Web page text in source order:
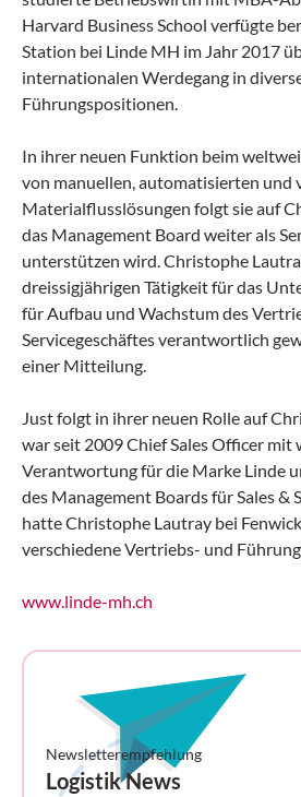
Harvard Business School verfügte
Station bei Linde MH im Jahr 2017
internationalen Werdegang in
Führungspositionen.
In ihrer neuen Funktion beim
von manuellen, automatisierten und
Materialflusslösungen folgt sie auf
das Management Board weiter als
unterstützen wird. Christophe
dreissigjährigen Tätigkeit für das
für Aufbau und Wachstum des
Servicegeschäftes verantwortlich
einer Mitteilung.
Just folgt in ihrer neuen Rolle auf
war seit 2009 Chief Sales Officer
Verantwortung für die Marke Linde
des Management Boards für Sales &
hatte Christophe Lautray bei
verschiedene Vertriebs- und
www.linde-mh.ch
Newsletterempfehlung
Logistik News